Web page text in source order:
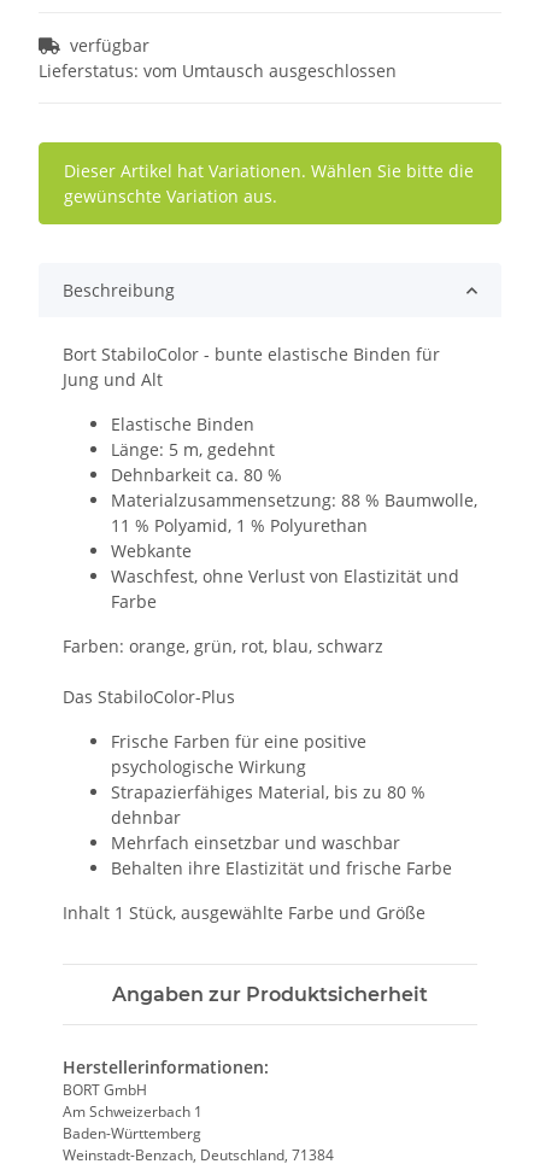
verfügbar
Lieferstatus: vom Umtausch ausgeschlossen
x
Dieser Artikel hat Variationen. Wählen Sie bitte die
gewünschte Variation aus.
Beschreibung
Bort StabiloColor - bunte elastische Binden für
Jung und Alt
Elastische Binden
Länge: 5 m, gedehnt
Dehnbarkeit ca. 80 %
Materialzusammensetzung: 88 % Baumwolle,
11 % Polyamid, 1 % Polyurethan
Webkante
Waschfest, ohne Verlust von Elastizität und
Farbe
Farben: orange, grün, rot, blau, schwarz
Das StabiloColor-Plus
Frische Farben für eine positive
psychologische Wirkung
Strapazierfähiges Material, bis zu 80 %
dehnbar
Mehrfach einsetzbar und waschbar
Behalten ihre Elastizität und frische Farbe
Inhalt 1 Stück, ausgewählte Farbe und Größe
Angaben zur Produktsicherheit
Herstellerinformationen:
BORT GmbH
Am Schweizerbach 1
Baden-Württemberg
Weinstadt-Benzach, Deutschland, 71384